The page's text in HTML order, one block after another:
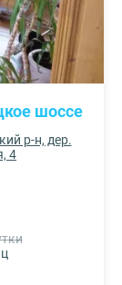
шоссе
р-н, дер.
4